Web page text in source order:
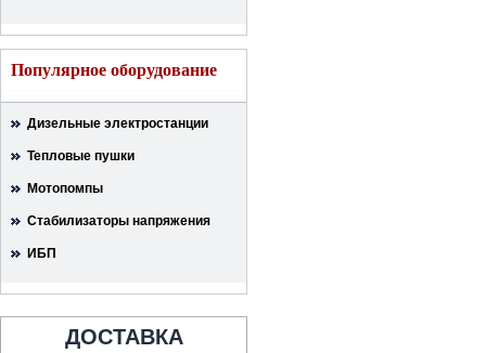
Популярное оборудование
Дизельные электростанции
Тепловые пушки
Мотопомпы
Стабилизаторы напряжения
ИБП
ДОСТАВКА